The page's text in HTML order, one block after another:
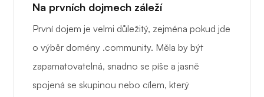
Na prvních dojmech záleží
První dojem je velmi důležitý, zejména pokud jde
o výběr domény .community. Měla by být
zapamatovatelná, snadno se píše a jasně
spojená se skupinou nebo cílem, který